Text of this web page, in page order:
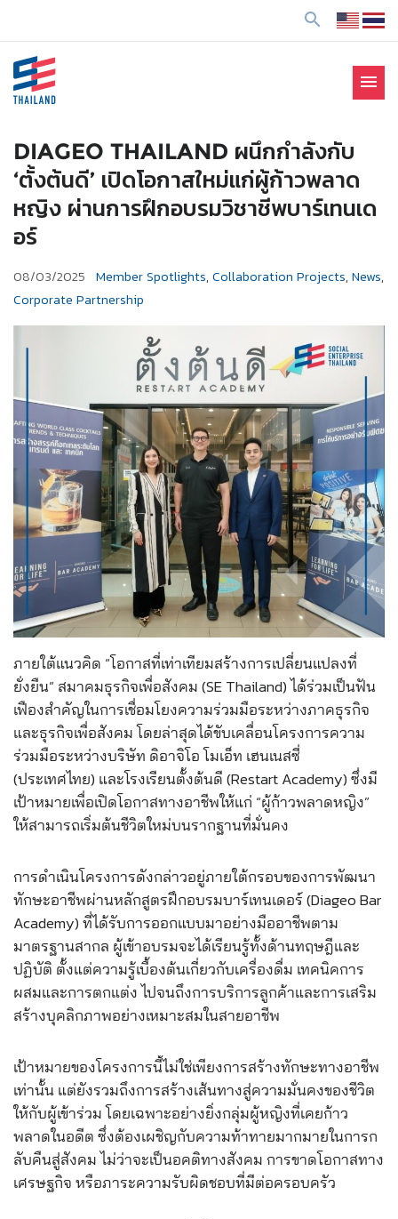
search
Enterprise: SE
menu
DIAGEO THAILAND ผนึกกำลังกับ
‘ตั้งต้นดี’ เปิดโอกาสใหม่แก่ผู้ก้าวพลาด
หญิง ผ่านการฝึกอบรมวิชาชีพบาร์เทนเด
อร์
08/03/2025 Member Spotlights, Collaboration Projects, News,
Corporate Partnership
ภายใต้แนวคิด “โอกาสที่เท่าเทียมสร้างการเปลี่ยนแปลงที่
ยั่งยืน” สมาคมธุรกิจเพื่อสังคม (SE Thailand) ได้ร่วมเป็นฟัน
เฟืองสำคัญในการเชื่อมโยงความร่วมมือระหว่างภาคธุรกิจ
และธุรกิจเพื่อสังคม โดยล่าสุดได้ขับเคลื่อนโครงการความ
ร่วมมือระหว่างบริษัท ดิอาจิโอ โมเอ็ท เฮนเนสซี่
(ประเทศไทย) และโรงเรียนตั้งต้นดี (Restart Academy) ซึ่งมี
เป้าหมายเพื่อเปิดโอกาสทางอาชีพให้แก่ “ผู้ก้าวพลาดหญิง”
ให้สามารถเริ่มต้นชีวิตใหม่บนรากฐานที่มั่นคง
การดำเนินโครงการดังกล่าวอยู่ภายใต้กรอบของการพัฒนา
ทักษะอาชีพผ่านหลักสูตรฝึกอบรมบาร์เทนเดอร์ (Diageo Bar
Academy) ที่ได้รับการออกแบบมาอย่างมืออาชีพตาม
มาตรฐานสากล ผู้เข้าอบรมจะได้เรียนรู้ทั้งด้านทฤษฎีและ
ปฏิบัติ ตั้งแต่ความรู้เบื้องต้นเกี่ยวกับเครื่องดื่ม เทคนิคการ
ผสมและการตกแต่ง ไปจนถึงการบริการลูกค้าและการเสริม
สร้างบุคลิกภาพอย่างเหมาะสมในสายอาชีพ
เป้าหมายของโครงการนี้ไม่ใช่เพียงการสร้างทักษะทางอาชีพ
เท่านั้น แต่ยังรวมถึงการสร้างเส้นทางสู่ความมั่นคงของชีวิต
ให้กับผู้เข้าร่วม โดยเฉพาะอย่างยิ่งกลุ่มผู้หญิงที่เคยก้าว
พลาดในอดีต ซึ่งต้องเผชิญกับความท้าทายมากมายในการก
ลับคืนสู่สังคม ไม่ว่าจะเป็นอคติทางสังคม การขาดโอกาสทาง
เศรษฐกิจ หรือภาระความรับผิดชอบที่มีต่อครอบครัว